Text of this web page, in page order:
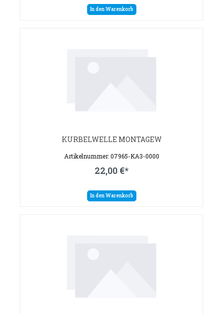
In den Warenkorb
KURBELWELLE MONTAGEW
Artikelnummer: 07965-KA3-0000
22,00 €*
In den Warenkorb